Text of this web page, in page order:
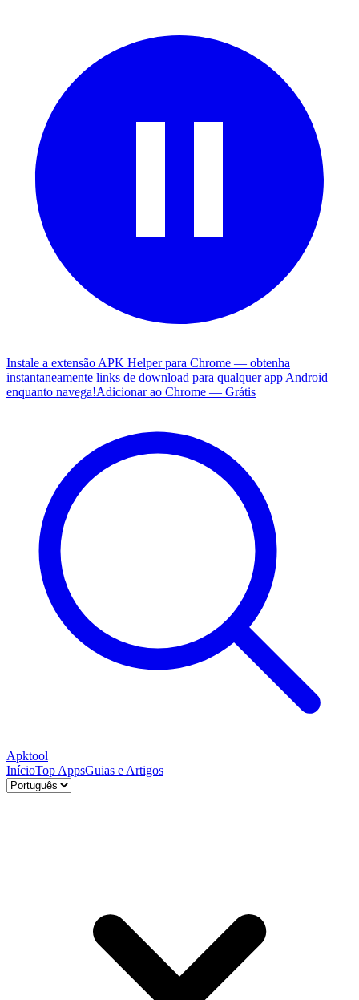
Instale a extensão APK Helper para Chrome — obtenha
instantaneamente links de download para qualquer app Android
enquanto navega!Adicionar ao Chrome — Grátis
Apktool
InícioTop AppsGuias e Artigos